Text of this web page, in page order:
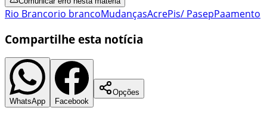
Rio Brancorio brancoMudançasAcrePis/ PasepPaamento
Compartilhe esta notícia
WhatsApp Facebook
Opções